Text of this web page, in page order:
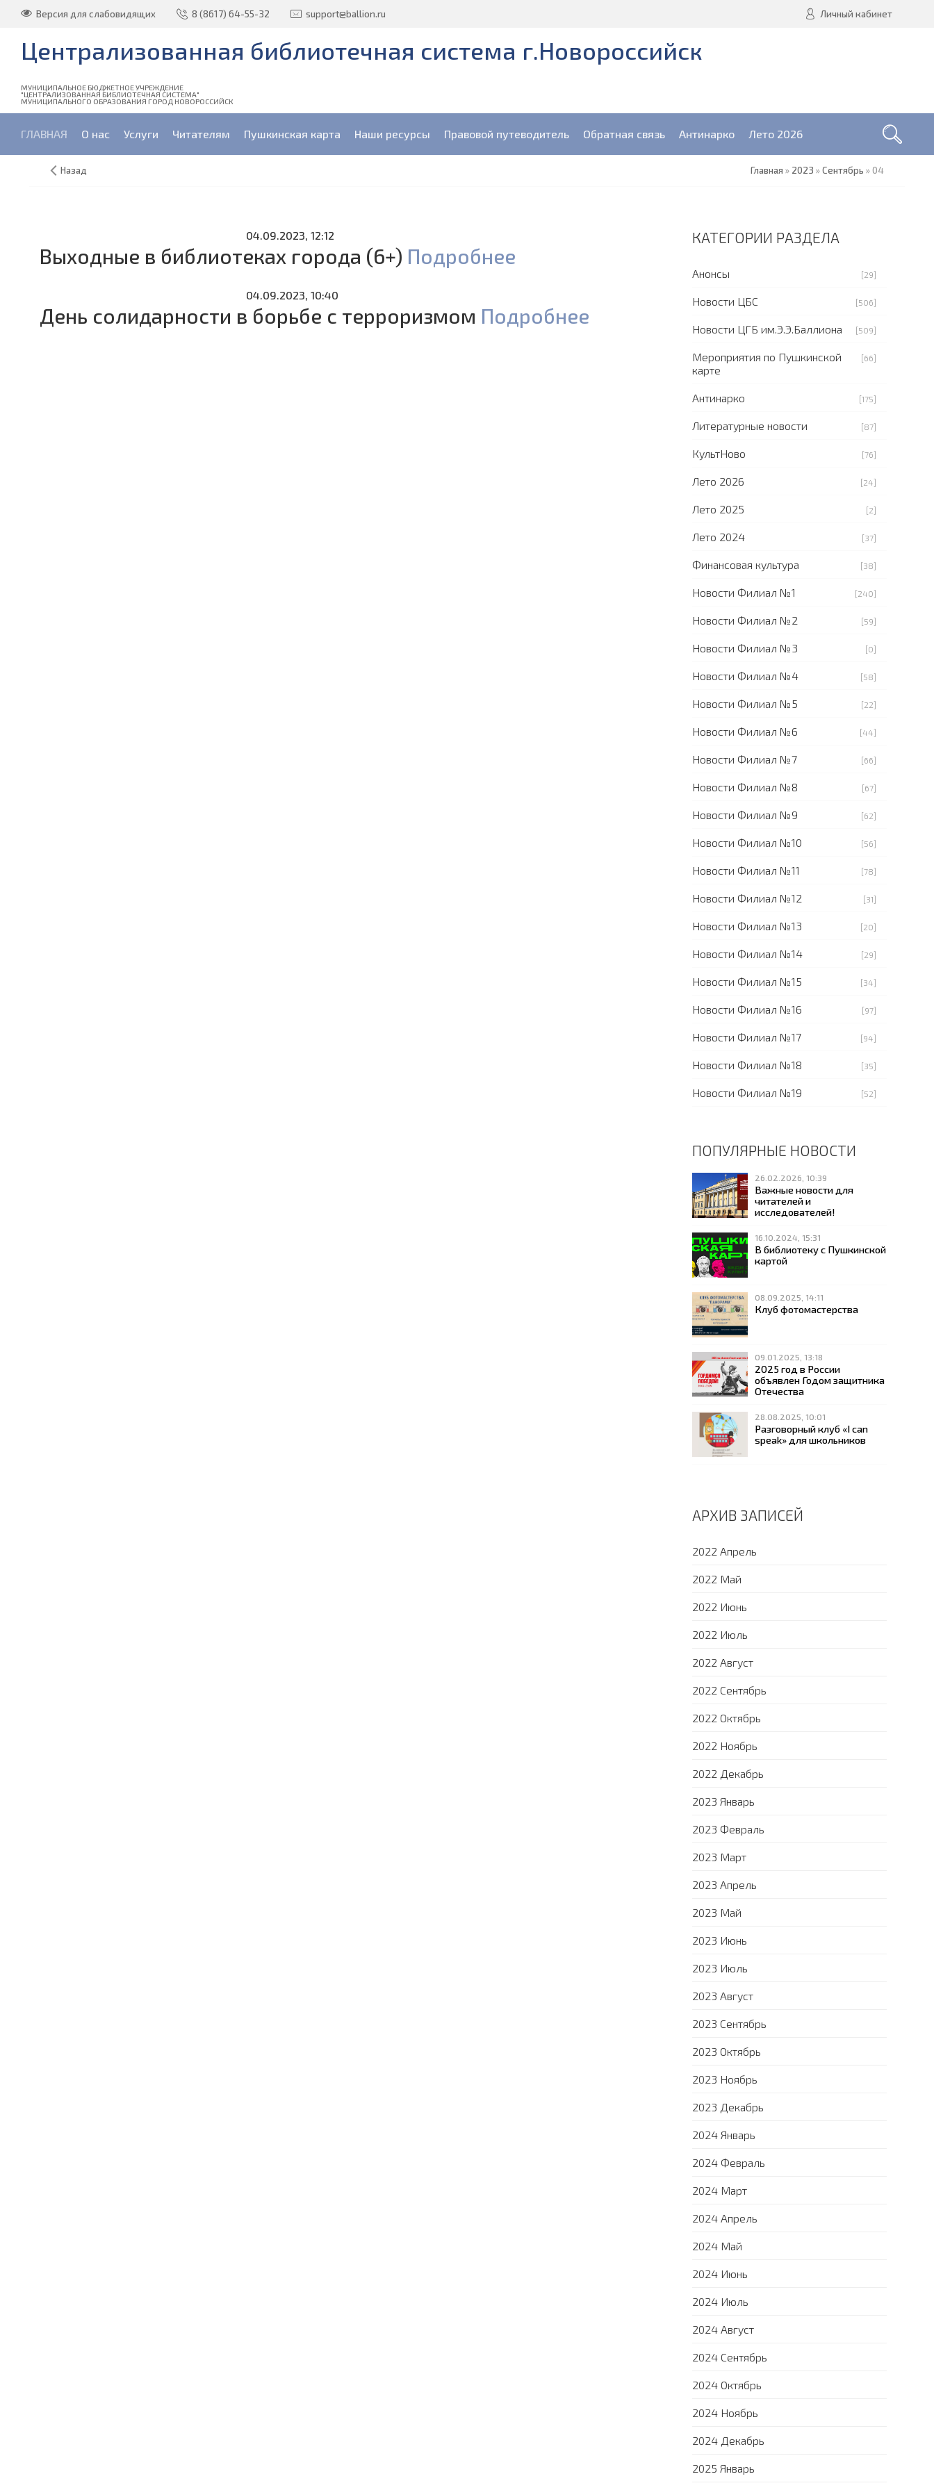
Версия для слабовидящих 8 (8617) 64-55-32 support@ballion.ru Личный кабинет
Централизованная библиотечная система г.Новороссийск
МУНИЦИПАЛЬНОЕ БЮДЖЕТНОЕ УЧРЕЖДЕНИЕ
"ЦЕНТРАЛИЗОВАННАЯ БИБЛИОТЕЧНАЯ СИСТЕМА"
МУНИЦИПАЛЬНОГО ОБРАЗОВАНИЯ ГОРОД НОВОРОССИЙСК
ГЛАВНАЯ О нас Услуги Читателям Пушкинская карта Наши ресурсы Правовой путеводитель Обратная связь Антинарко Лето 2026
Назад Главная » 2023 »Сентябрь »04
04.09.2023, 12:12
Выходные в библиотеках города (6+) Подробнее
04.09.2023, 10:40
День солидарности в борьбе с терроризмом Подробнее
КАТЕГОРИИ РАЗДЕЛА
Анонсы [29]
Новости ЦБС [506]
Новости ЦГБ им.Э.Э.Баллиона [509]
Мероприятия по Пушкинской
карте
[66]
Антинарко [175]
Литературные новости [87]
КультНово [76]
Лето 2026 [24]
Лето 2025 [2]
Лето 2024 [37]
Финансовая культура [38]
Новости Филиал №1 [240]
Новости Филиал №2 [59]
Новости Филиал №3 [0]
Новости Филиал №4 [58]
Новости Филиал №5 [22]
Новости Филиал №6 [44]
Новости Филиал №7 [66]
Новости Филиал №8 [67]
Новости Филиал №9 [62]
Новости Филиал №10 [56]
Новости Филиал №11 [78]
Новости Филиал №12 [31]
Новости Филиал №13 [20]
Новости Филиал №14 [29]
Новости Филиал №15 [34]
Новости Филиал №16 [97]
Новости Филиал №17 [94]
Новости Филиал №18 [35]
Новости Филиал №19 [52]
ПОПУЛЯРНЫЕ НОВОСТИ
26.02.2026, 10:39
Важные новости для
читателей и
исследователей!
16.10.2024, 15:31
В библиотеку с Пушкинской
картой
08.09.2025, 14:11
Клуб фотомастерства
09.01.2025, 13:18
2025 год в России
объявлен Годом защитника
Отечества
28.08.2025, 10:01
Разговорный клуб «I can
speak» для школьников
АРХИВ ЗАПИСЕЙ
2022 Апрель
2022 Май
2022 Июнь
2022 Июль
2022 Август
2022 Сентябрь
2022 Октябрь
2022 Ноябрь
2022 Декабрь
2023 Январь
2023 Февраль
2023 Март
2023 Апрель
2023 Май
2023 Июнь
2023 Июль
2023 Август
2023 Сентябрь
2023 Октябрь
2023 Ноябрь
2023 Декабрь
2024 Январь
2024 Февраль
2024 Март
2024 Апрель
2024 Май
2024 Июнь
2024 Июль
2024 Август
2024 Сентябрь
2024 Октябрь
2024 Ноябрь
2024 Декабрь
2025 Январь